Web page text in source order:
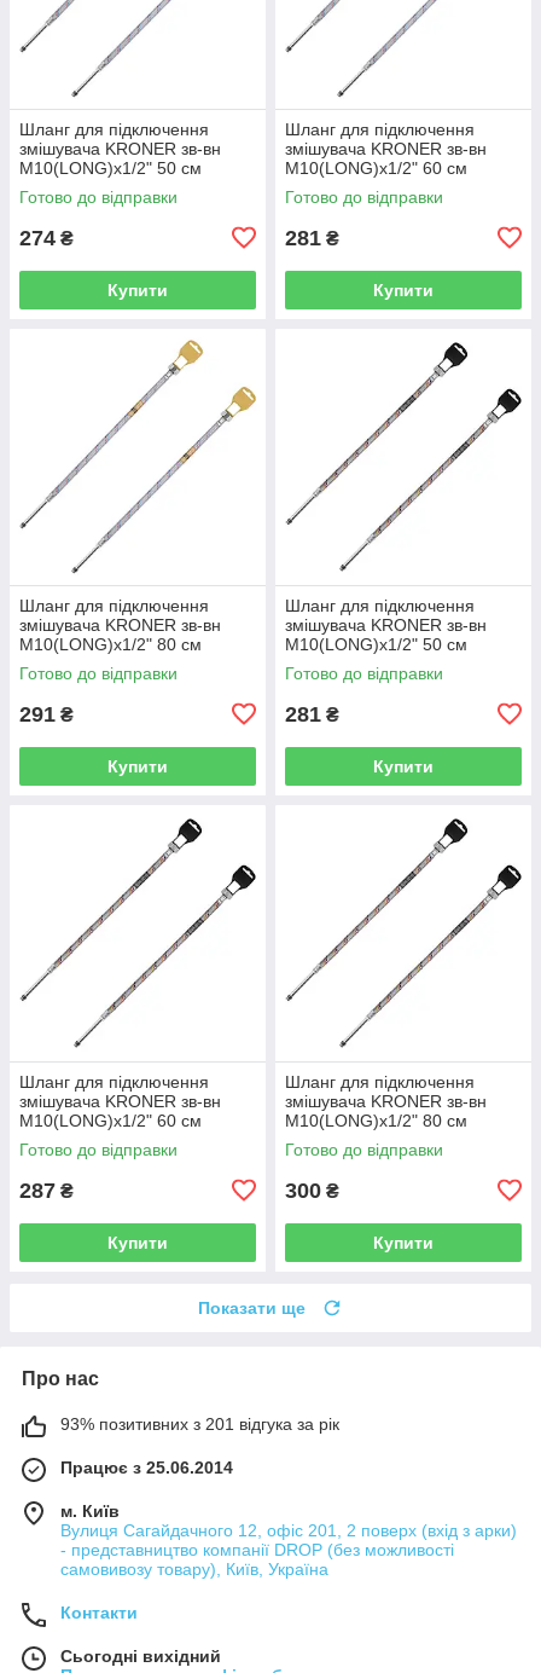
Шланг для підключення
змішувача KRONER зв-вн
M10(LONG)x1/2" 50 см
297362 CV036711
Готово до відправки
274 ₴
Купити
Шланг для підключення
змішувача KRONER зв-вн
M10(LONG)x1/2" 60 см
297363 CV036712
Готово до відправки
281 ₴
Купити
Шланг для підключення
змішувача KRONER зв-вн
M10(LONG)x1/2" 80 см
297364 CV036713
Готово до відправки
291 ₴
Купити
Шланг для підключення
змішувача KRONER зв-вн
M10(LONG)x1/2" 50 см
297365 CV036714
Готово до відправки
281 ₴
Купити
Шланг для підключення
змішувача KRONER зв-вн
M10(LONG)x1/2" 60 см
297366 CV036715
Готово до відправки
287 ₴
Купити
Шланг для підключення
змішувача KRONER зв-вн
M10(LONG)x1/2" 80 см
297367 CV036716
Готово до відправки
300 ₴
Купити
Показати ще
Про нас
93% позитивних з 201 відгука за рік
Працює з 25.06.2014
м. Київ
Вулиця Сагайдачного 12, офіс 201, 2 поверх (вхід з арки)
- представництво компанії DROP (без можливості
самовивозу товару), Київ, Україна
Контакти
Сьогодні вихідний